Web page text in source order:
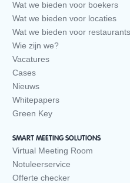
Wat we bieden voor boekers
Wat we bieden voor locaties
Wat we bieden voor restaurants
Wie zijn we?
Vacatures
Cases
Nieuws
Whitepapers
Green Key
SMART MEETING SOLUTIONS
Virtual Meeting Room
Notuleerservice
Offerte checker